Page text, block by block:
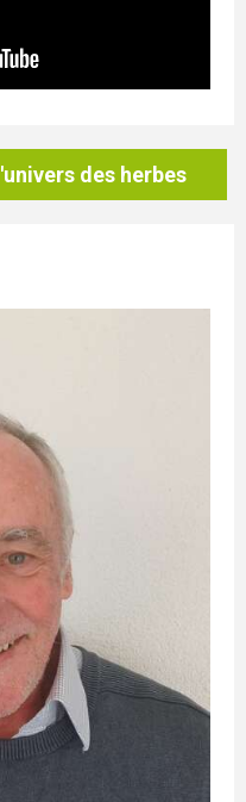
des herbes